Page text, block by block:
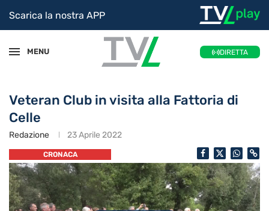
Scarica la nostra APP
MENU DIRETTA
Veteran Club in visita alla Fattoria di
Celle
Redazione 23 Aprile 2022
CRONACA